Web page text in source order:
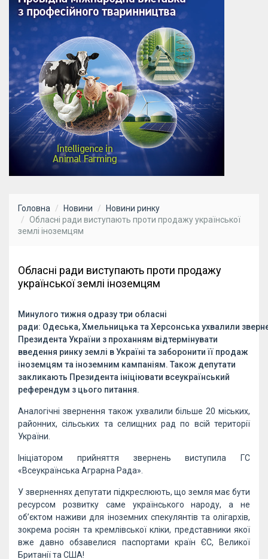
Головна Новини
Новини ринку
Обласні ради виступають проти продажу української
землі іноземцям
Обласні ради виступають проти продажу
української землі іноземцям
Минулого тижня одразу три обласні
ради: Одеська, Хмельницька та Херсонська ухвалили
Президента України з проханням відтермінувати
введення ринку землі в Україні та заборонити її продаж
іноземцям та іноземним кампаніям. Також депутати
закликають Президента ініціювати всеукраїнський
референдум з цього питання.
Аналогічні звернення також ухвалили більше 20 міських,
районних, сільських та селищних рад по всій території
України.
Ініціатором прийняття звернень виступила ГС
«Всеукраїнська Аграрна Рада».
У зверненнях депутати підкреслюють, що земля має бути
ресурсом розвитку саме українського народу, а не
об’єктом наживи для іноземних спекулянтів та олігархів,
зокрема росіян та кремлівської кліки, представники якої
вже давно обзавелися паспортами країн ЄС, Великої
Британії та США!